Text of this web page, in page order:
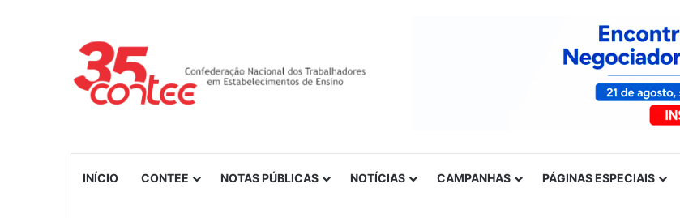
INÍCIO CONTEE NOTAS PÚBLICAS NOTÍCIAS CAMPANHAS PÁGINAS ESPECIAIS